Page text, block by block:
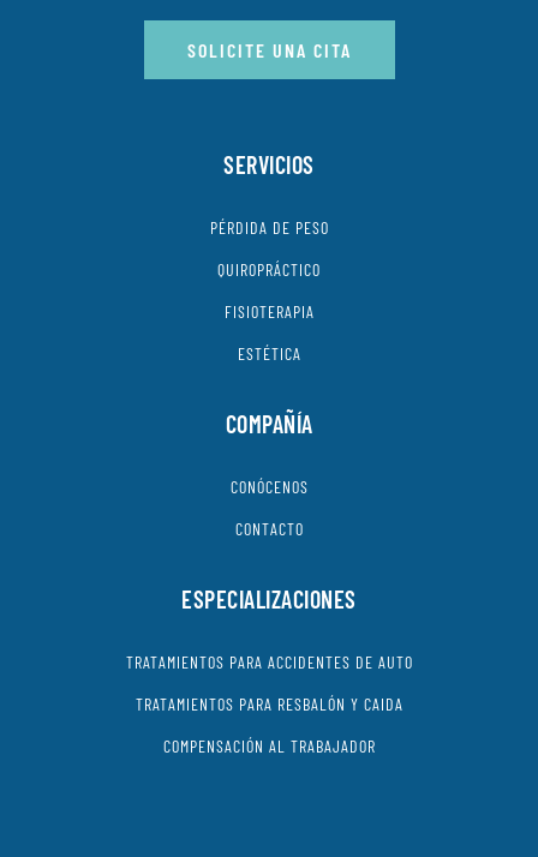
SOLICITE UNA CITA
SERVICIOS
PÉRDIDA DE PESO
QUIROPRÁCTICO
FISIOTERAPIA
ESTÉTICA
COMPAÑÍA
CONÓCENOS
CONTACTO
ESPECIALIZACIONES
TRATAMIENTOS PARA ACCIDENTES DE AUTO
TRATAMIENTOS PARA RESBALÓN Y CAIDA
COMPENSACIÓN AL TRABAJADOR